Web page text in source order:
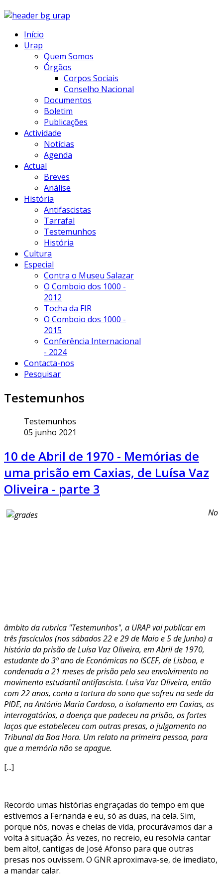
Início
Urap
Quem Somos
Órgãos
Corpos Sociais
Conselho Nacional
Documentos
Boletim
Publicações
Actividade
Notícias
Agenda
Actual
Breves
Análise
História
Antifascistas
Tarrafal
Testemunhos
História
Cultura
Especial
Contra o Museu Salazar
O Comboio dos 1000 -
2012
Tocha da FIR
O Comboio dos 1000 -
2015
Conferência Internacional
- 2024
Contacta-nos
Pesquisar
Testemunhos
Testemunhos
05 junho 2021
10 de Abril de 1970 - Memórias de
uma prisão em Caxias, de Luísa Vaz
Oliveira - parte 3
No
âmbito da rubrica "Testemunhos", a URAP vai publicar em
três fascículos (nos sábados 22 e 29 de Maio e 5 de Junho) a
história da prisão de Luísa Vaz Oliveira, em Abril de 1970,
estudante do 3º ano de Económicas no ISCEF, de Lisboa, e
condenada a 21 meses de prisão pelo seu envolvimento no
movimento estudantil antifascista. Luísa Vaz Oliveira, então
com 22 anos, conta a tortura do sono que sofreu na sede da
PIDE, na António Maria Cardoso, o isolamento em Caxias, os
interrogatórios, a doença que padeceu na prisão, os fortes
laços que estabeleceu com outras presas, o julgamento no
Tribunal da Boa Hora. Um relato na primeira pessoa, para
que a memória não se apague.
[...]
Recordo umas histórias engraçadas do tempo em que
estivemos a Fernanda e eu, só as duas, na cela. Sim,
porque nós, novas e cheias de vida, procurávamos dar a
volta à situação. Às vezes, no recreio, eu resolvia cantar
bem alto!, cantigas de José Afonso para que outras
presas nos ouvissem. O GNR aproximava-se, de imediato,
a mandar calar.